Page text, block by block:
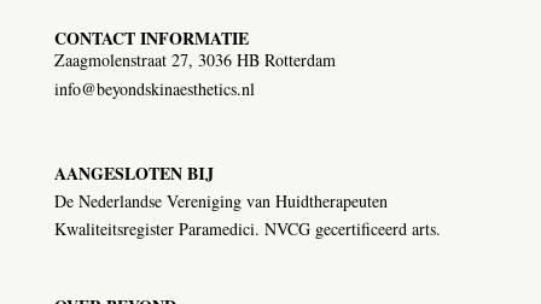
CONTACT INFORMATIE
Zaagmolenstraat 27, 3036 HB Rotterdam
info@beyondskinaesthetics.nl
AANGESLOTEN BIJ
De Nederlandse Vereniging van Huidtherapeuten
Kwaliteitsregister Paramedici. NVCG gecertificeerd arts.